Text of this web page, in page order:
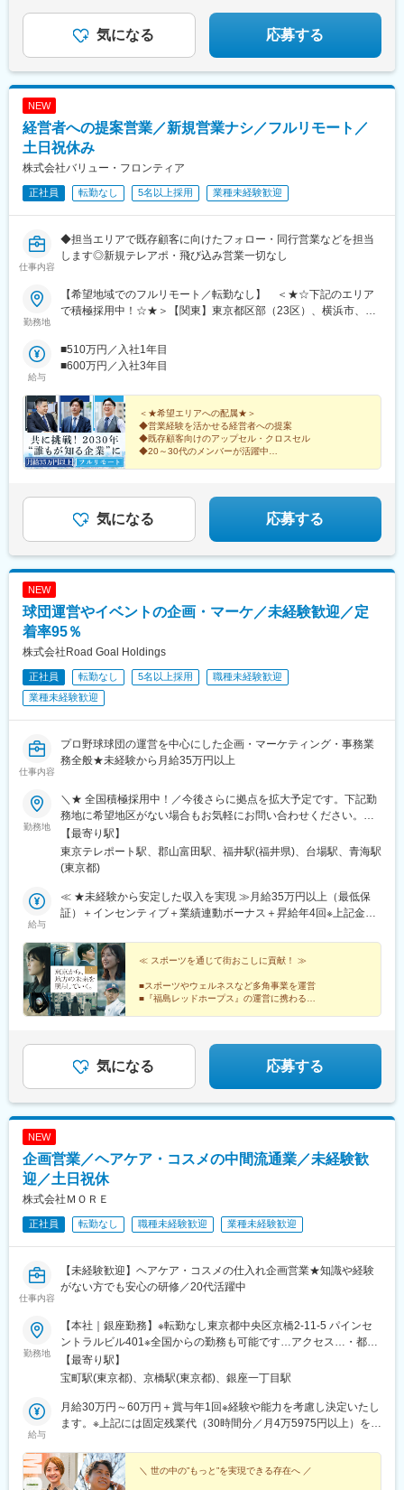
(ＩＲいしかわ鉄道線)、西加積駅、東野尻駅、三沢駅(青森県)、板
柳駅、脇ノ沢駅、石鳥谷駅、矢幅駅、扇田駅、十文字駅、原ノ町
大阪空港駅(大阪モノレール)、富雄駅、芳賀台駅、安芸駅、土佐山
田駅、広電廿日市駅、上保原駅、大江橋駅、球場前駅(高知県)、山
陽女学園前駅
人生を変えた、リアルな声を集めました。
▼続きは特集記事へ▼
気になる 応募する
NEW
経営者への提案営業／新規営業ナシ／フルリモート／
土日祝休み
株式会社バリュー・フロンティア
正社員 転勤なし 5名以上採用 業種未経験歓迎
仕事内容
◆担当エリアで既存顧客に向けたフォロー・同行営業などを担当
します◎新規テレアポ・飛び込み営業一切なし
勤務地
【希望地域でのフルリモート／転勤なし】 ＜★☆下記のエリア
で積極採用中！☆★＞【関東】東京都区部（23区）、横浜市、川
市、新潟市【北海道・東北】札幌市、仙台市【中国・九州】広島
市、岡山市、福岡市、北九州市、熊本市◎上記のエリアに通える
ワークでの業務＋対面商談（直行直帰）が基本となります。商談
はオンラインで実施するケースもございます。必要な際はカーシ
ェアサービス（タイムズカー）も利用いただけます。※業務に必要
な機材などは会社が支給します※居住地以外での勤務をご希望の方
は選考時にご相談ください＝＝＝■配属エリアによっては大阪の本
社で研修や業務を行う場合もあります。※月に1回本社での社内会
ビル9階＜アクセス＞・大阪メトロ御堂筋線「西中島南方」駅から
徒歩10分・各線「新大阪」駅から徒歩14分
給与
■510万円／入社1年目
■600万円／入社3年目
＜★希望エリアへの配属★＞
◆営業経験を活かせる経営者への提案
◆既存顧客向けのアップセル・クロスセル
◆20～30代のメンバーが活躍中
気になる 応募する
NEW
球団運営やイベントの企画・マーケ／未経験歓迎／定
着率95％
株式会社Road Goal Holdings
正社員 転勤なし 5名以上採用
職種未経験歓迎
業種未経験歓迎
仕事内容
プロ野球球団の運営を中心にした企画・マーケティング・事務業
務全般★未経験から月給35万円以上
勤務地
＼★ 全国積極採用中！／今後さらに拠点を拡大予定です。下記勤
務地に希望地区がない場合もお気軽にお問い合わせください。≪
希望に沿わない転勤なし ★ 東京を拠点に地方都市に貢献≫■東京
本社／東京都江東区青海1-1-20 ダイバーシティ東京 オフィスタワ
ー 12F■東北オフィス／福島県郡山市八山田3丁目22■北陸オフィ
【最寄り駅】
東京テレポート駅、郡山富田駅、福井駅(福井県)、台場駅、青海駅
(東京都)
給与
≪ ★未経験から安定した収入を実現 ≫月給35万円以上（最低保
証）＋インセンティブ＋業績連動ボーナス＋昇給年4回※上記金額
す。超過分は別途支給。※最大6ヶ月の試用期間あり（期間中は月
給32万円となります/45時間分の固定残業代7万8300円～を含む/
超過分は別途支給）。※経験や能力を考慮の上、金額を決定しま
す。
≪ スポーツを通じて街おこしに貢献！ ≫
■スポーツやウェルネスなど多角事業を運営
■『福島レッドホープス』の運営に携わる
気になる 応募する
NEW
企画営業／ヘアケア・コスメの中間流通業／未経験歓
迎／土日祝休
株式会社ＭＯＲＥ
正社員 転勤なし 職種未経験歓迎 業種未経験歓迎
仕事内容
【未経験歓迎】ヘアケア・コスメの仕入れ企画営業★知識や経験
がない方でも安心の研修／20代活躍中
勤務地
【本社｜銀座勤務】※転勤なし東京都中央区京橋2-11-5 パインセ
ントラルビル401※全国からの勤務も可能です…アクセス…・都営
浅草線「宝町駅」より徒歩30秒・東京メトロ銀座線「京橋駅」よ
り徒歩3分・東京メトロ有楽町線「銀座一丁目駅」より徒歩8分・
【最寄り駅】
宝町駅(東京都)、京橋駅(東京都)、銀座一丁目駅
給与
月給30万円～60万円＋賞与年1回※経験や能力を考慮し決定いたし
ます。※上記には固定残業代（30時間分／月4万5975円以上）を含
映／明瞭な人事考課制度により、成果を正当に評価します。取引
の粗利が評価のポイントとなります。未経験入社でも早い方だと3
＼ 世の中の”もっと”を実現できる存在へ ／